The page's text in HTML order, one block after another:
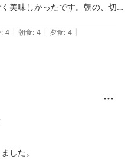
美味しかったです。朝の、切り
ていいと思いました。露天風呂
ました。
: 4 | 朝食: 4 | 夕食: 4 |
した。